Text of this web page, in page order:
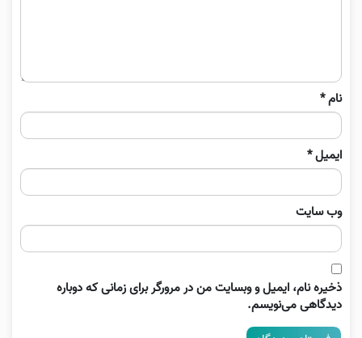
نام*
ایمیل*
وب‌ سایت
ذخیره نام، ایمیل و وبسایت من در مرورگر برای زمانی که دوباره
دیدگاهی می‌نویسم.